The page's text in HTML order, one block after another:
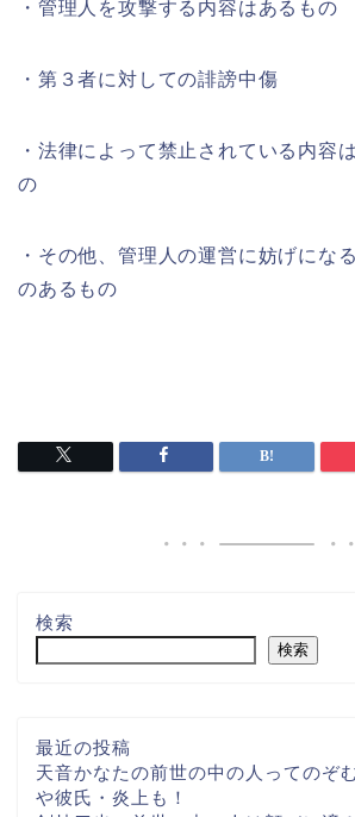
・管理人を攻撃する内容はあるもの
・第３者に対しての誹謗中傷
・法律によって禁止されている内容
の
・その他、管理人の運営に妨げにな
のあるもの
検索
検索
最近の投稿
天音かなたの前世の中の人ってのぞ
や彼氏・炎上も！